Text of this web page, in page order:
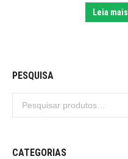
Leia mais
PESQUISA
CATEGORIAS